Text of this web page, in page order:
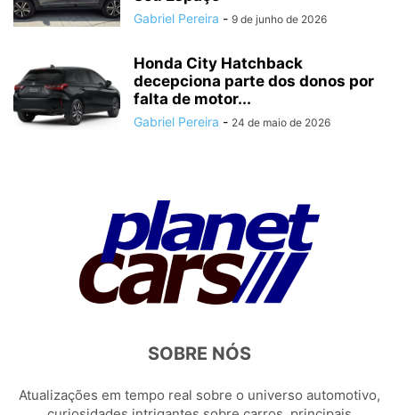
Gabriel Pereira - 9 de junho de 2026
Honda City Hatchback
decepciona parte dos donos por
falta de motor...
Gabriel Pereira - 24 de maio de 2026
SOBRE NÓS
Atualizações em tempo real sobre o universo automotivo,